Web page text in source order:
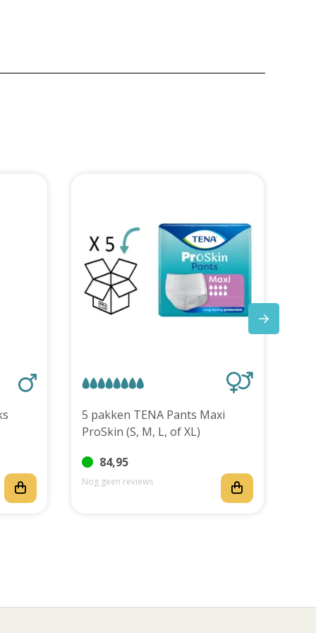
5 pakken TENA Pants Maxi
ProSkin (S, M, L, of XL)
84,95
Nog geen reviews